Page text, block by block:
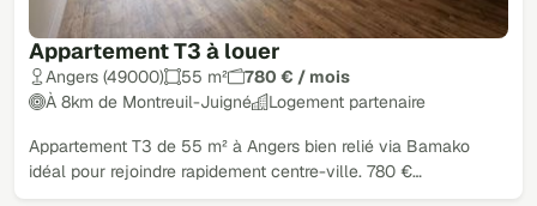
Appartement T3 à louer
Angers (49000) 55 m²
780 € / mois
À 8km de Montreuil-Juigné
Logement partenaire
Appartement T3 de 55 m² à Angers bien relié via Bamako
idéal pour rejoindre rapidement centre-ville. 780 €…